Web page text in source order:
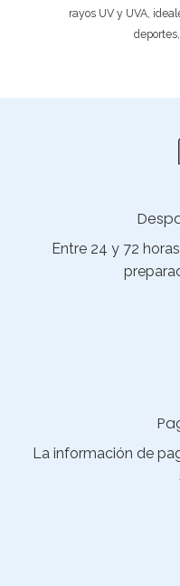
rayos UV y UVA,
Entre 24 y 72
La información de